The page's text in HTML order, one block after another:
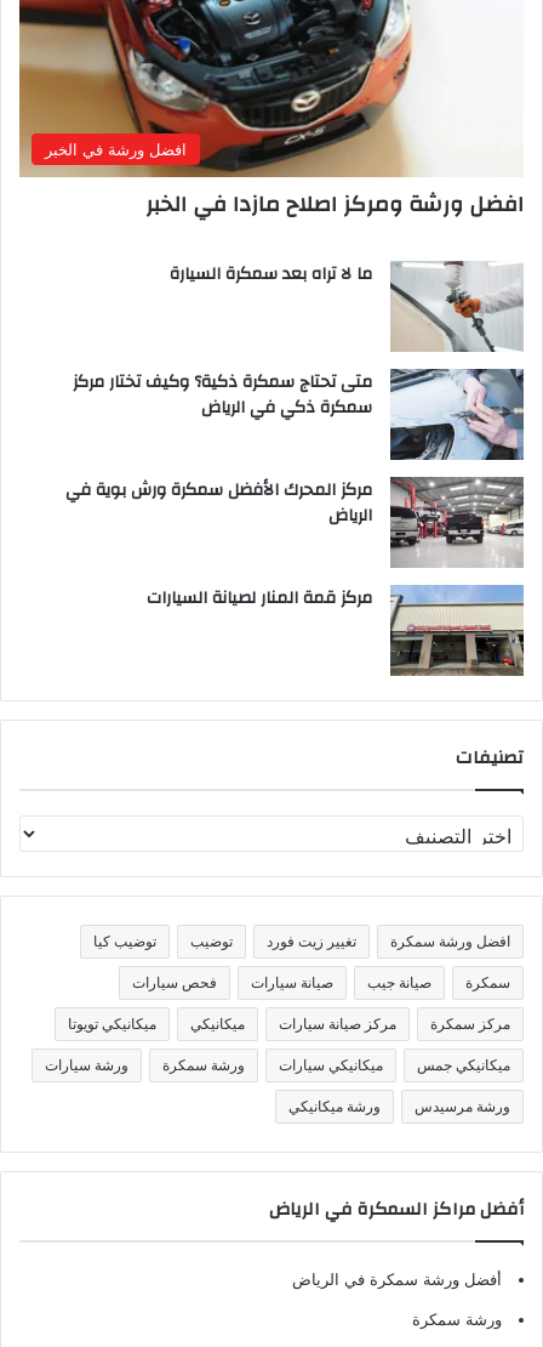
افضل ورشة في الخبر
افضل ورشة ومركز اصلاح مازدا في الخبر
ما لا تراه بعد سمكرة السيارة
متى تحتاج سمكرة ذكية؟ وكيف تختار مركز
سمكرة ذكي في الرياض
مركز المحرك الأفضل سمكرة ورش بوية في
الرياض
مركز قمة المنار لصيانة السيارات
تصنيفات
ص
ن
ف
ا
افضل ورشة سمكرة تغيير زيت فورد توضيب توضيب كيا
سمكرة صيانة جيب صيانة سيارات فحص سيارات
مركز سمكرة مركز صيانة سيارات ميكانيكي ميكانيكي تويوتا
ميكانيكي جمس ميكانيكي سيارات ورشة سمكرة ورشة سيارات
ورشة مرسيدس ورشة ميكانيكي
أفضل مراكز السمكرة في الرياض
أفضل ورشة سمكرة في الرياض
ورشة سمكرة